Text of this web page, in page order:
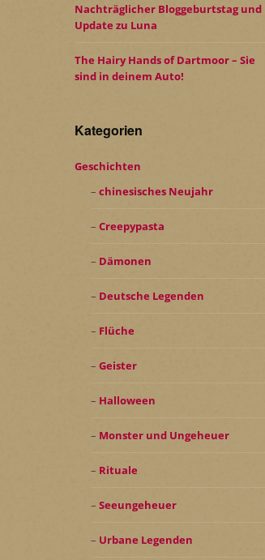
Nachträglicher Bloggeburtstag und
Update zu Luna
The Hairy Hands of Dartmoor – Sie
sind in deinem Auto!
Kategorien
Geschichten
chinesisches Neujahr
Creepypasta
Dämonen
Deutsche Legenden
Flüche
Geister
Halloween
Monster und Ungeheuer
Rituale
Seeungeheuer
Urbane Legenden